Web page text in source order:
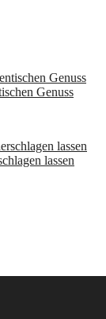
Genuss
lassen